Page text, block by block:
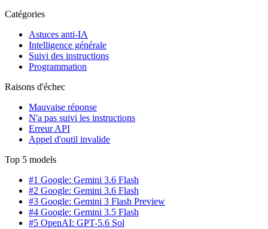
Catégories
Astuces anti-IA
Intelligence générale
Suivi des instructions
Programmation
Raisons d'échec
Mauvaise réponse
N'a pas suivi les instructions
Erreur API
Appel d'outil invalide
Top 5 models
#1 Google: Gemini 3.6 Flash
#2 Google: Gemini 3.6 Flash
#3 Google: Gemini 3 Flash Preview
#4 Google: Gemini 3.5 Flash
#5 OpenAI: GPT-5.6 Sol